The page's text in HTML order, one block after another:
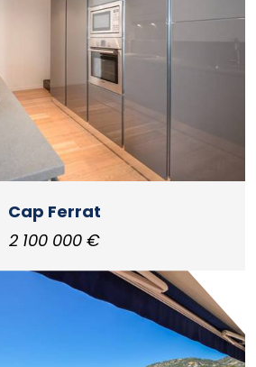
Cap Ferrat
2 100 000 €